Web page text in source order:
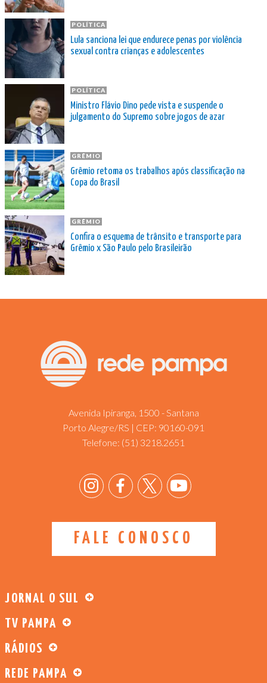
POLÍTICA
Lula sanciona lei que endurece penas por violência
sexual contra crianças e adolescentes
POLÍTICA
Ministro Flávio Dino pede vista e suspende o
julgamento do Supremo sobre jogos de azar
GRÊMIO
Grêmio retoma os trabalhos após classificação na
Copa do Brasil
GRÊMIO
Confira o esquema de trânsito e transporte para
Grêmio x São Paulo pelo Brasileirão
Avenida Ipiranga, 1500 - Santana
Porto Alegre/RS | CEP: 90160-091
Telefone: (51) 3218.2651
FALE CONOSCO
JORNAL O SUL
TV PAMPA
RÁDIOS
REDE PAMPA